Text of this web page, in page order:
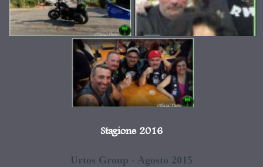
Stagione 2016
Urtos Group - Agosto 2015